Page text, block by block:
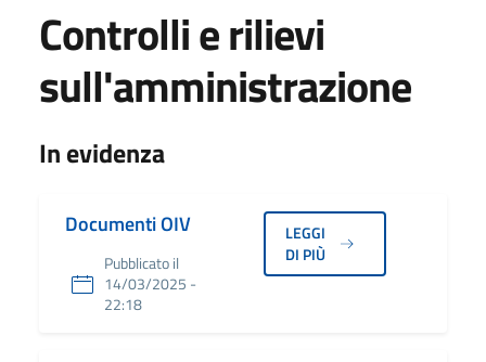
Controlli e rilievi
sull'amministrazione
Dettagli
In evidenza
Documenti OIV
Pubblicato il
14/03/2025 -
22:18
LEGGI
DI PIÙ